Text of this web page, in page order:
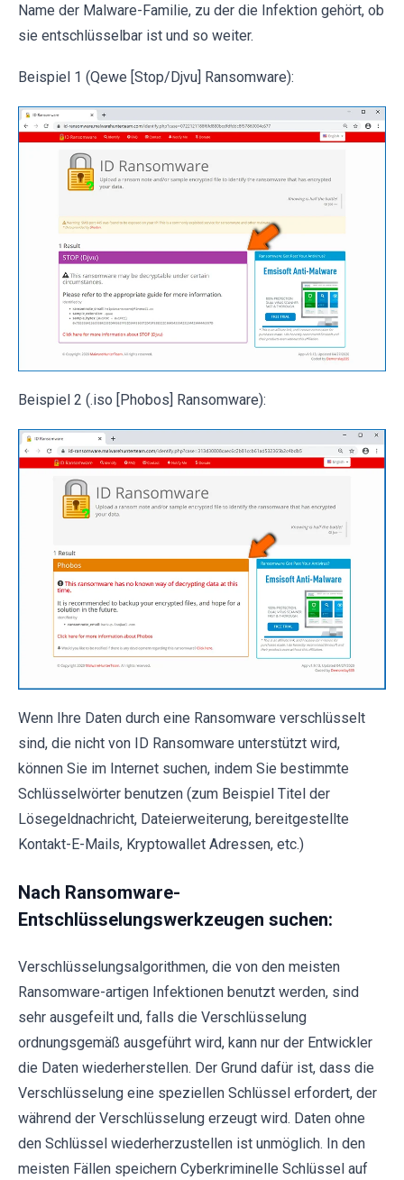
Name der Malware-Familie, zu der die Infektion gehört, ob
sie entschlüsselbar ist und so weiter.
Beispiel 1 (Qewe [Stop/Djvu] Ransomware):
Beispiel 2 (.iso [Phobos] Ransomware):
Wenn Ihre Daten durch eine Ransomware verschlüsselt
sind, die nicht von ID Ransomware unterstützt wird,
können Sie im Internet suchen, indem Sie bestimmte
Schlüsselwörter benutzen (zum Beispiel Titel der
Lösegeldnachricht, Dateierweiterung, bereitgestellte
Kontakt-E-Mails, Kryptowallet Adressen, etc.)
Nach Ransomware-
Entschlüsselungswerkzeugen suchen:
Verschlüsselungsalgorithmen, die von den meisten
Ransomware-artigen Infektionen benutzt werden, sind
sehr ausgefeilt und, falls die Verschlüsselung
ordnungsgemäß ausgeführt wird, kann nur der Entwickler
die Daten wiederherstellen. Der Grund dafür ist, dass die
Verschlüsselung eine speziellen Schlüssel erfordert, der
während der Verschlüsselung erzeugt wird. Daten ohne
den Schlüssel wiederherzustellen ist unmöglich. In den
meisten Fällen speichern Cyberkriminelle Schlüssel auf